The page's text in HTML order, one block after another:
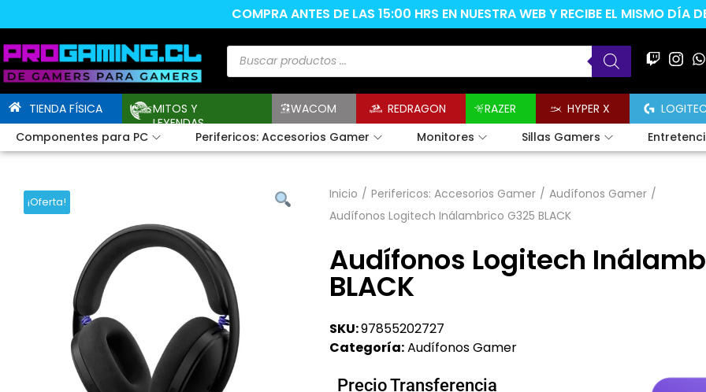
COMPRA ANTES DE LAS 15:00 HRS EN NUESTRA WEB Y RECIBE EL MISMO DÍA
TIENDA FÍSICA
MITOS Y
LEYENDAS
WACOM REDRAGON RAZER HYPER X
Componentes para PC
Perifericos: Accesorios Gamer Monitores Sillas Gamers
¡Oferta!
Inicio / Perifericos: Accesorios Gamer / Audífonos Gamer /
Audífonos Logitech Inálambrico G325 BLACK
Audífonos Logitech
BLACK
SKU:97855202727
Categoría:Audífonos Gamer
Precio Transferencia